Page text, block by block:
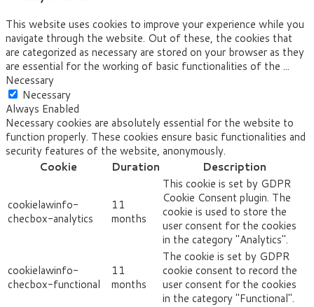
This website uses cookies to improve your experience while you
navigate through the website. Out of these, the cookies that
are categorized as necessary are stored on your browser as they
are essential for the working of basic functionalities of the ...
Necessary
Necessary
Always Enabled
Necessary cookies are absolutely essential for the website to
function properly. These cookies ensure basic functionalities and
security features of the website, anonymously.
Cookie
Duration Description
cookielawinfo-
checbox-analytics
11
months
This cookie is set by GDPR
Cookie Consent plugin. The
cookie is used to store the
user consent for the cookies
in the category "Analytics".
cookielawinfo-
checbox-functional
11
months
The cookie is set by GDPR
cookie consent to record the
user consent for the cookies
in the category "Functional".